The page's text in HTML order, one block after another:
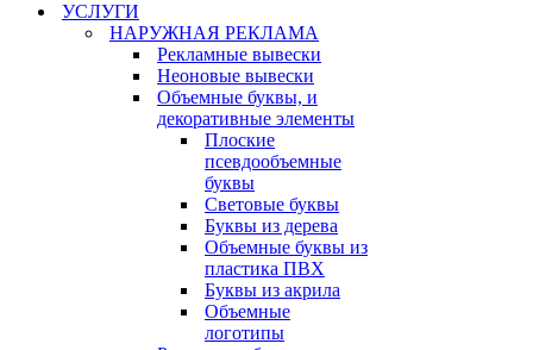
УСЛУГИ
НАРУЖНАЯ РЕКЛАМА
Рекламные вывески
Неоновые вывески
Объемные буквы, и
декоративные элементы
Плоские
псевдообъемные
буквы
Световые буквы
Буквы из дерева
Объемные буквы из
пластика ПВХ
Буквы из акрила
Объемные
логотипы